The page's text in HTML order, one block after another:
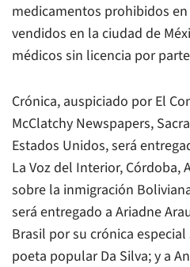
medicamentos prohibidos
vendidos en la ciudad de
médicos sin licencia por
Crónica, auspiciado por El
McClatchy Newspapers,
Estados Unidos, será
La Voz del Interior, Córdoba,
sobre la inmigración
será entregado a Ariadne
Brasil por su crónica
poeta popular Da Silva; y a